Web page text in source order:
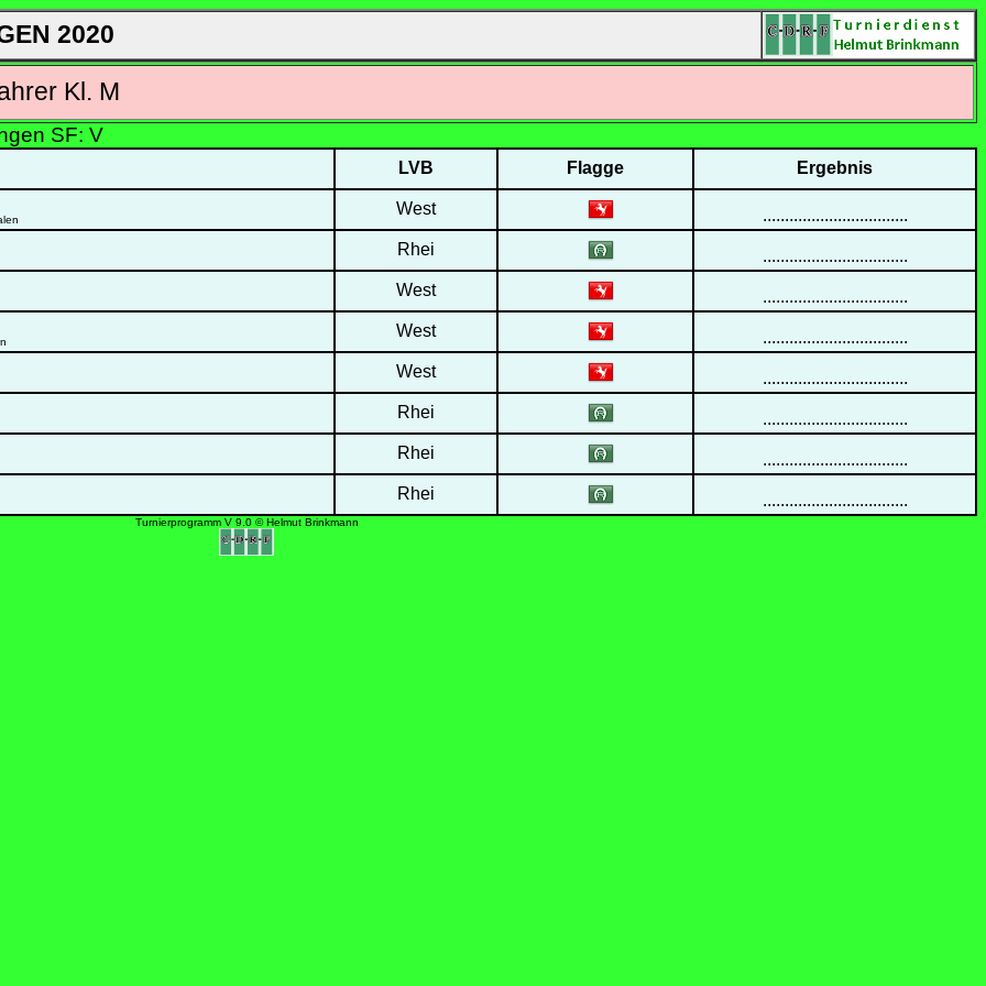
2020
Kl. M
SF: V
LVB Flagge Ergebnis
West
.................................
Rhei
.................................
West
.................................
West
.................................
West
.................................
Rhei
.................................
Rhei
.................................
Rhei .................................
Turnierprogramm V 9.0 © Helmut Brinkmann